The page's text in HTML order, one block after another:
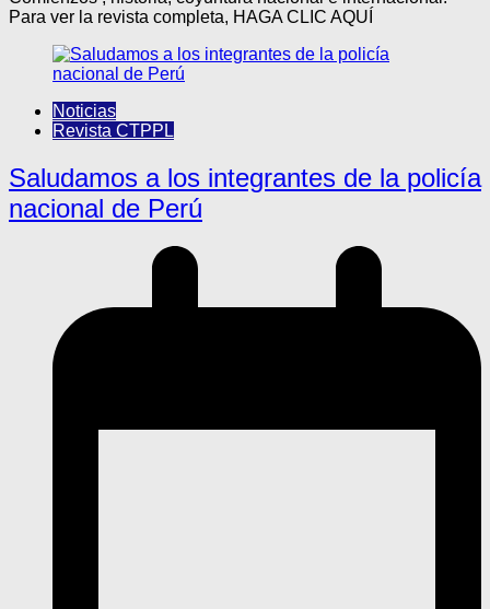
Para ver la revista completa, HAGA CLIC AQUÍ
Noticias
Revista CTPPL
Saludamos a los integrantes de la policía
nacional de Perú